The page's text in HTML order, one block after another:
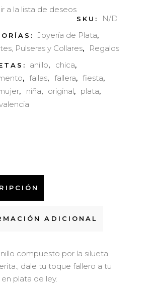
a la lista de deseos
SKU: N/D
Joyería de Plata,
Pulseras y Collares, Regalos
anillo, chica,
,fallas, fallera, fiesta,
, niña, original, plata,
ADICIONAL
compuesto por la silueta
dale tu toque fallero a tu
plata de ley.